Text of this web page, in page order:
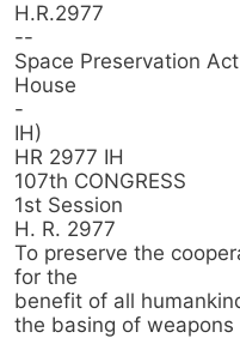
H.R.2977
--
Space Preservation
House
-
IH)
HR 2977 IH
107th CONGRESS
1st Session
H. R. 2977
To preserve the
for the
benefit of all
the basing of weapons